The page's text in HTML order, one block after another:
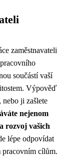
zaměstnavateli
součástí vaší
Výpověď
ji zašlete
nejenom
rozvoj vašich
lépe odpovídat
pracovním cílům.